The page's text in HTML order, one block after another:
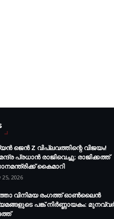
ജെൻ Z വിപ്ലവത്തിന്റെ വിജയം!
പ്രധാൻ രാജിവെച്ചു; രാജിക്കത്ത്
കൈമാറി
25, 2026
വിനിമയ രംഗത്ത് ഓൺലൈൻ
പങ്ക് നിർണ്ണായകം: